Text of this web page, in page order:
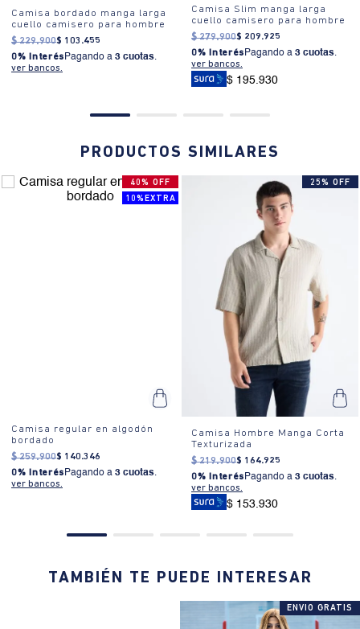
Camisa bordado manga larga
cuello camisero para hombre
$ 229.900$ 103 .455
0% Interés Pagando a 3 cuotas.
ver bancos.
Camisa Slim manga larga
cuello camisero para hombre
$ 279.900$ 209.925
0% Interés Pagando a 3 cuotas.
ver bancos.
$ 195.930
PRODUCTOS SIMILARES
40% OFF
10%EXTRA
Camisa regular en algodón
bordado
$ 259.900$ 140.346
0% Interés Pagando a 3 cuotas.
ver bancos.
25% OFF
Camisa Hombre Manga Corta
Texturizada
$ 219.900$ 164.925
0% Interés Pagando a 3 cuotas.
ver bancos.
$ 153.930
TAMBIÉN TE PUEDE INTERESAR
ENVIO GRATIS